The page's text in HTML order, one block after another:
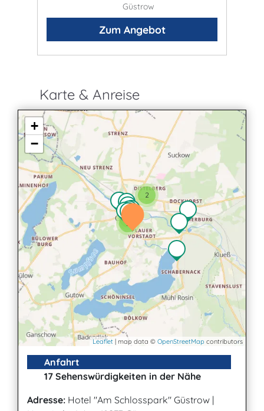
Güstrow
Zum Angebot
Karte & Anreise
2
2
+
−
Leaflet | map data © OpenStreetMap contributors
Anfahrt
17 Sehenswürdigkeiten in der Nähe
Adresse: Hotel "Am Schlosspark" Güstrow |